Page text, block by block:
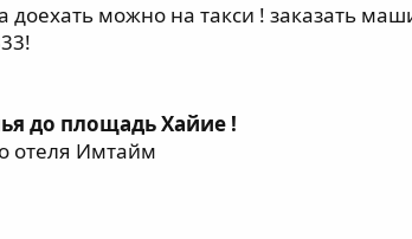
можно на такси ! заказать
до площадь Хайие !
отеля Имтайм